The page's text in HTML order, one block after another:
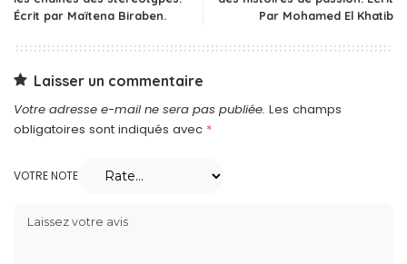
Écrit par Maïtena Biraben.
Par Mohamed El Khatib
Laisser un commentaire
Votre adresse e-mail ne sera pas publiée. Les champs
obligatoires sont indiqués avec *
VOTRE NOTE